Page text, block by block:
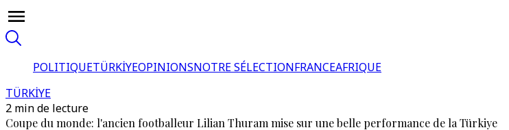
POLITIQUETÜRKİYEOPINIONSNOTRE SÉLECTIONFRANCEAFRIQUE
TÜRKİYE
2 min de lecture
Coupe du monde: l'ancien footballeur Lilian Thuram mise sur une belle performance de la Türkiye